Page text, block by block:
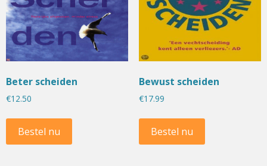
Beter scheiden
€12.50
Bestel nu
Bewust scheiden
€17.99
Bestel nu